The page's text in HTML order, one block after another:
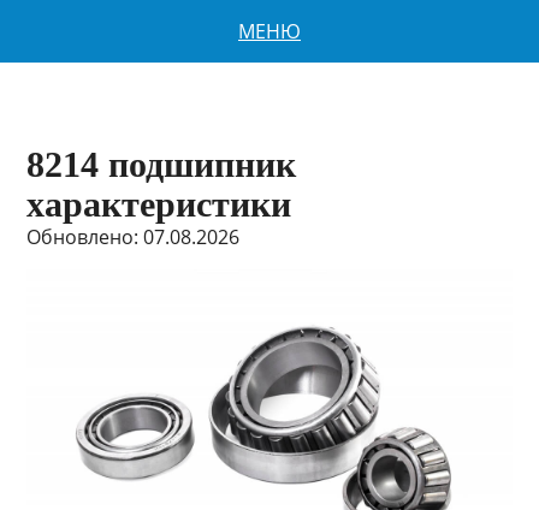
МЕНЮ
8214 подшипник
характеристики
Обновлено: 07.08.2026